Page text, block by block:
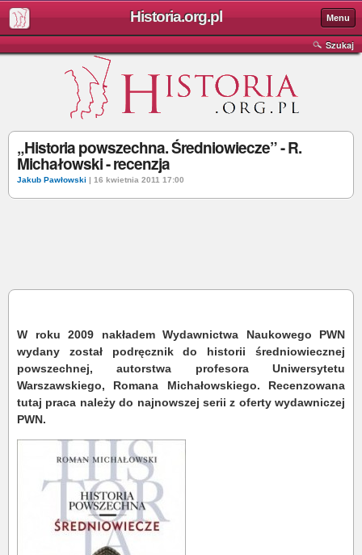
Historia.org.pl Menu
Szukaj
„Historia powszechna. Średniowiecze” - R.
Michałowski - recenzja
Jakub Pawłowski | 16 kwietnia 2011 17:00
W roku 2009 nakładem Wydawnictwa Naukowego PWN
wydany został podręcznik do historii średniowiecznej
powszechnej, autorstwa profesora Uniwersytetu
Warszawskiego, Romana Michałowskiego. Recenzowana
tutaj praca należy do najnowszej serii z oferty wydawniczej
PWN.